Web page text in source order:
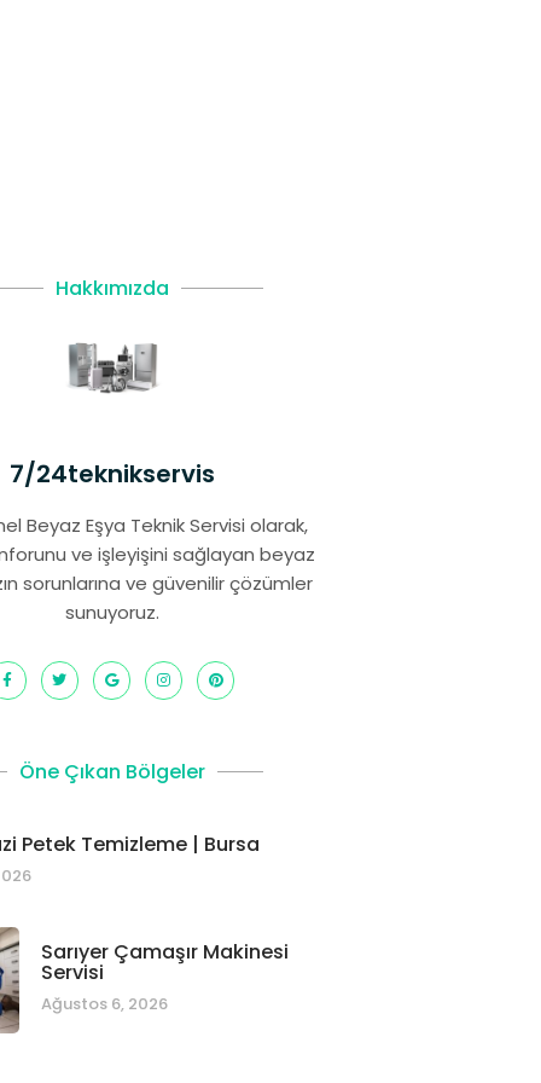
Hakkımızda
7/24teknikservis
Beyaz Eşya Teknik Servisi olarak,
ve işleyişini sağlayan beyaz
sorunlarına ve güvenilir çözümler
sunuyoruz.
Öne Çıkan Bölgeler
Petek Temizleme | Bursa
Sarıyer Çamaşır Makinesi
Servisi
Ağustos 6, 2026